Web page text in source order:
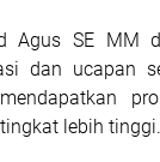
Agus SE MM
dan ucapan
lebih tinggi.